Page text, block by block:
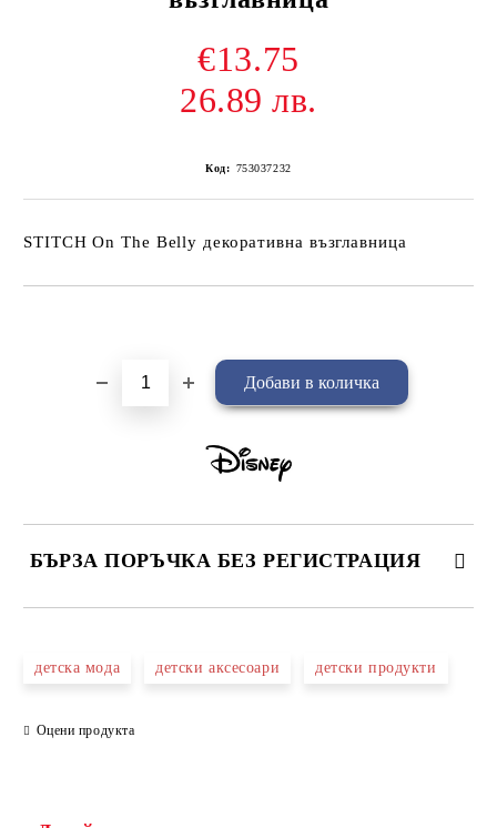
€13.75
26.89 лв.
Код: 753037232
STITCH On The Belly декоративна възглавница
БЪРЗА ПОРЪЧКА БЕЗ РЕГИСТРАЦИЯ
Съгласен съм с
детска мода детски аксесоари детски продукти
Оцени продукта